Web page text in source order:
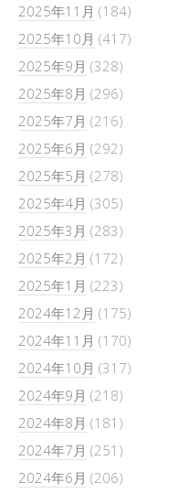
2025年11月 (184)
2025年10月 (417)
2025年9月 (328)
2025年8月 (296)
2025年7月 (216)
2025年6月 (292)
2025年5月 (278)
2025年4月 (305)
2025年3月 (283)
2025年2月 (172)
2025年1月 (223)
2024年12月 (175)
2024年11月 (170)
2024年10月 (317)
2024年9月 (218)
2024年8月 (181)
2024年7月 (251)
2024年6月 (206)